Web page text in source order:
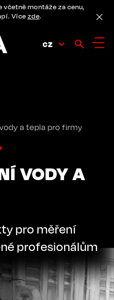
včetně montáže za cenu,
Více zde.
CZ
a tepla pro firmy
VODY A
pro měření
profesionálům